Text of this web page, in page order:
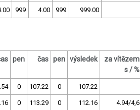
999 4.00 999 999.00
pen čas pen výsledek
za vítězem
s / %
0 107.22 0 107.22
0 113.29 0 112.16 4.94/4,6